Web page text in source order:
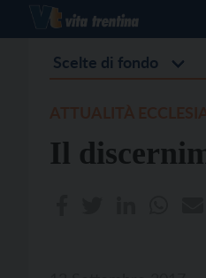
Scelte di fondo
Il